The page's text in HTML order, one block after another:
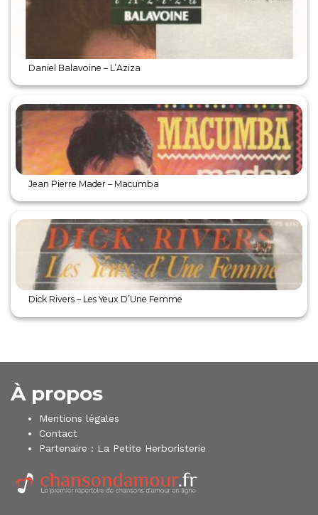
Daniel Balavoine – L’Aziza
Jean Pierre Mader – Macumba
Dick Rivers – Les Yeux D’Une Femme
À propos
Mentions légales
Contact
Partenaire : La Petite Herboristerie